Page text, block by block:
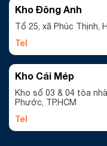
Kho Đông Anh
Tổ 25, xã Phúc Thịnh,
Tel
Kho Cái Mép
Kho số 03 & 04 tòa
Phước, TP.HCM
Tel